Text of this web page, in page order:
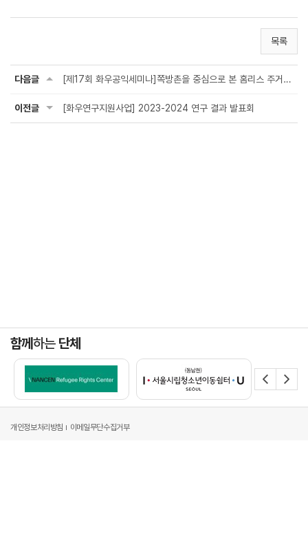
목록
다음글 [제17회 화우공익세미나]쪽방촌을 중심으로 본 홈리스 주거복지 정책의 실효성 평가와 ...
이전글 [화우연구지원사업] 2023-2024 연구 결과 발표회
함께하는 단체
개인정보처리방침 이메일무단수집거부